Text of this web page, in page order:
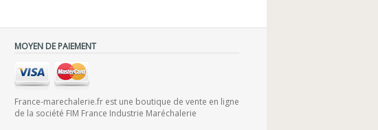
MOYEN DE PAIEMENT
France-marechalerie.fr est une boutique de vente en ligne
de la société FIM France Industrie Maréchalerie